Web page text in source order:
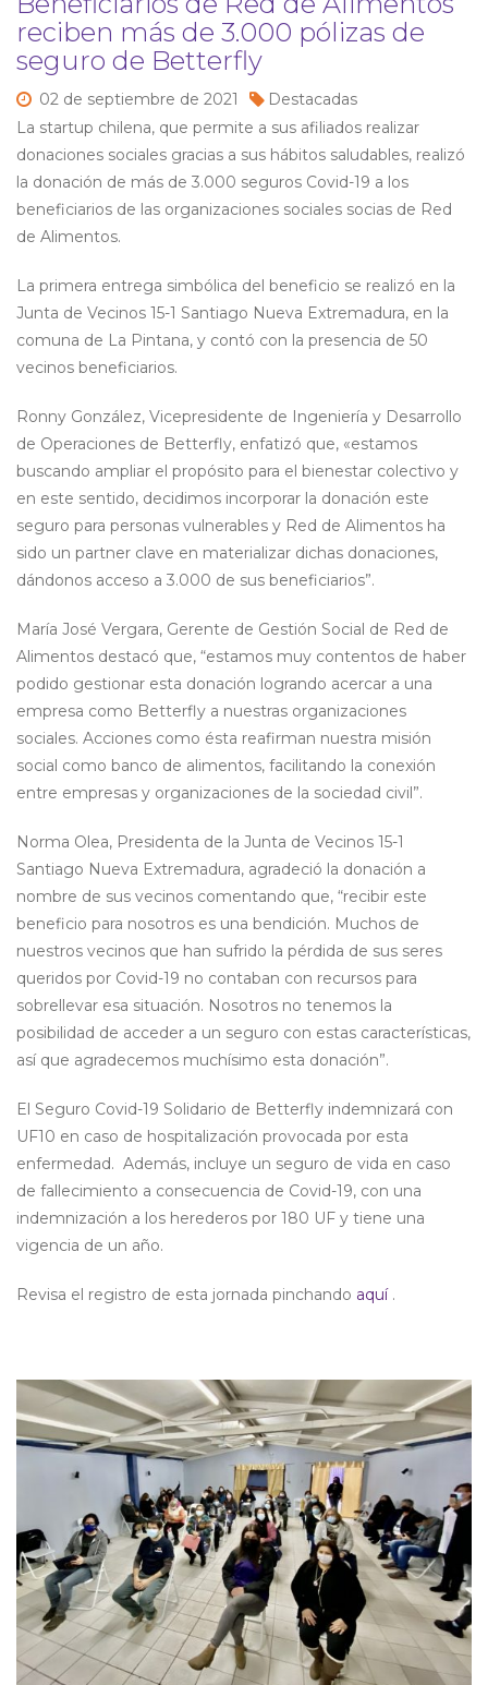
reciben más de 3.000 pólizas de
seguro de Betterfly
02 de septiembre de 2021
Destacadas
La startup chilena, que permite a sus afiliados realizar
donaciones sociales gracias a sus hábitos saludables, realizó
la donación de más de 3.000 seguros Covid-19 a los
beneficiarios de las organizaciones sociales socias de Red
de Alimentos.
La primera entrega simbólica del beneficio se realizó en la
Junta de Vecinos 15-1 Santiago Nueva Extremadura, en la
comuna de La Pintana, y contó con la presencia de 50
vecinos beneficiarios.
Ronny González, Vicepresidente de Ingeniería y Desarrollo
de Operaciones de Betterfly, enfatizó que, «estamos
buscando ampliar el propósito para el bienestar colectivo y
en este sentido, decidimos incorporar la donación este
seguro para personas vulnerables y Red de Alimentos ha
sido un partner clave en materializar dichas donaciones,
dándonos acceso a 3.000 de sus beneficiarios”.
María José Vergara, Gerente de Gestión Social de Red de
Alimentos destacó que, “estamos muy contentos de haber
podido gestionar esta donación logrando acercar a una
empresa como Betterfly a nuestras organizaciones
sociales. Acciones como ésta reafirman nuestra misión
social como banco de alimentos, facilitando la conexión
entre empresas y organizaciones de la sociedad civil”.
Norma Olea, Presidenta de la Junta de Vecinos 15-1
Santiago Nueva Extremadura, agradeció la donación a
nombre de sus vecinos comentando que, “recibir este
beneficio para nosotros es una bendición. Muchos de
nuestros vecinos que han sufrido la pérdida de sus seres
queridos por Covid-19 no contaban con recursos para
sobrellevar esa situación. Nosotros no tenemos la
posibilidad de acceder a un seguro con estas características,
así que agradecemos muchísimo esta donación”.
El Seguro Covid-19 Solidario de Betterfly indemnizará con
UF10 en caso de hospitalización provocada por esta
enfermedad. Además, incluye un seguro de vida en caso
de fallecimiento a consecuencia de Covid-19, con una
indemnización a los herederos por 180 UF y tiene una
vigencia de un año.
Revisa el registro de esta jornada pinchando aquí .